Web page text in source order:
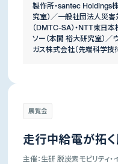
製作所・santec Holdings
究室）／一般社団法人災
（DMTC-SA）・NTT東日
ソー（本間 裕大研究室）／
ガス株式会社（先端科学技
展覧会
走行中給電が拓く
主催：生研 脱炭素モビリティ